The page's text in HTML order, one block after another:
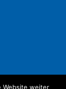
Website weiter